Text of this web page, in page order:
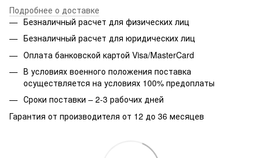
Подробнее о доставке
Безналичный расчет для физических лиц
Безналичный расчет для юридических лиц
Оплата банковской картой Visa/MasterCard
В условиях военного положения поставка
осуществляется на условиях 100% предоплаты
Сроки поставки – 2-3 рабочих дней
Гарантия от производителя от 12 до 36 месяцев